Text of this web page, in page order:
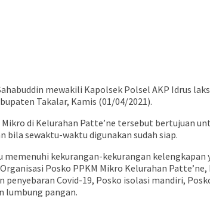
mewakili Kapolsek Polsel AKP Idrus
Takalar, Kamis (01/04/2021).
di Kelurahan Patte’ne tersebut bertujuan
bila sewaktu-waktu digunakan sudah siap.
kekurangan-kekurangan kelengkapan
Posko PPKM Mikro Kelurahan
Covid-19, Posko isolasi mandiri,
lumbung pangan.